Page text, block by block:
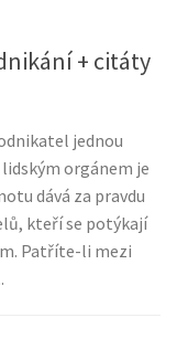
+ citáty
jednou
orgánem je
dává za pravdu
kteří se potýkají
Patříte-li mezi